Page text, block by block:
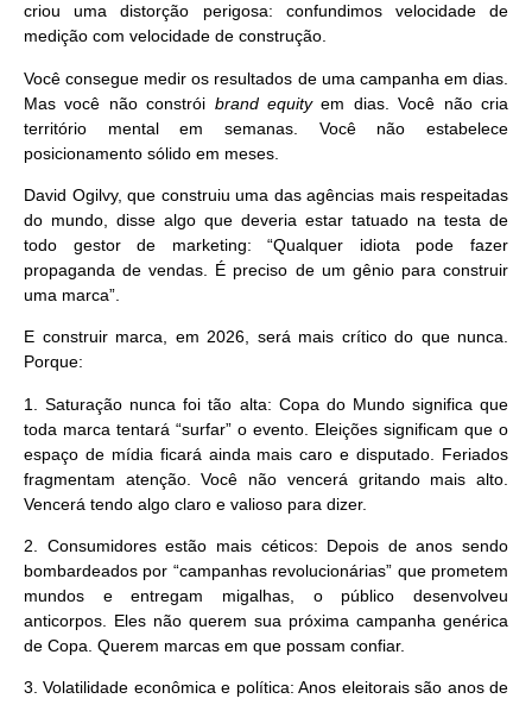
criou uma distorção perigosa: confundimos velocidade de
medição com velocidade de construção.
Você consegue medir os resultados de uma campanha em dias.
Mas você não constrói brand equityem dias. Você não cria
território mental em semanas. Você não estabelece
posicionamento sólido em meses.
David Ogilvy, que construiu uma das agências mais respeitadas
do mundo, disse algo que deveria estar tatuado na testa de
todo gestor de marketing:“Qualquer idiota pode fazer
propaganda de vendas. É preciso de um gênio para construir
uma marca”
E construir marca, em 2026, será mais crítico do que nunca.
Porque:
1. Saturação nunca foi tão alta: Copa do Mundo significa que
toda marca tentará “surfar” o evento. Eleições significam que o
espaço de mídia ficará ainda mais caro e disputado. Feriados
fragmentam atenção. Você não vencerá gritando mais alto.
Vencerá tendo algo claro e valioso para dizer.
2. Consumidores estão mais céticos: Depois de anos sendo
bombardeados por “campanhas revolucionárias” que prometem
mundos e entregam migalhas, o público desenvolveu
anticorpos. Eles não querem sua próxima campanha genérica
de Copa. Querem marcas em que possam confiar.
3. Volatilidade econômica e política: Anos eleitorais são anos de